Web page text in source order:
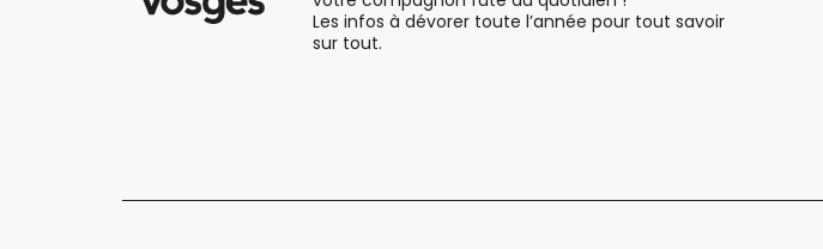
Les infos à dévorer toute l’année pour tout savoir
sur tout.